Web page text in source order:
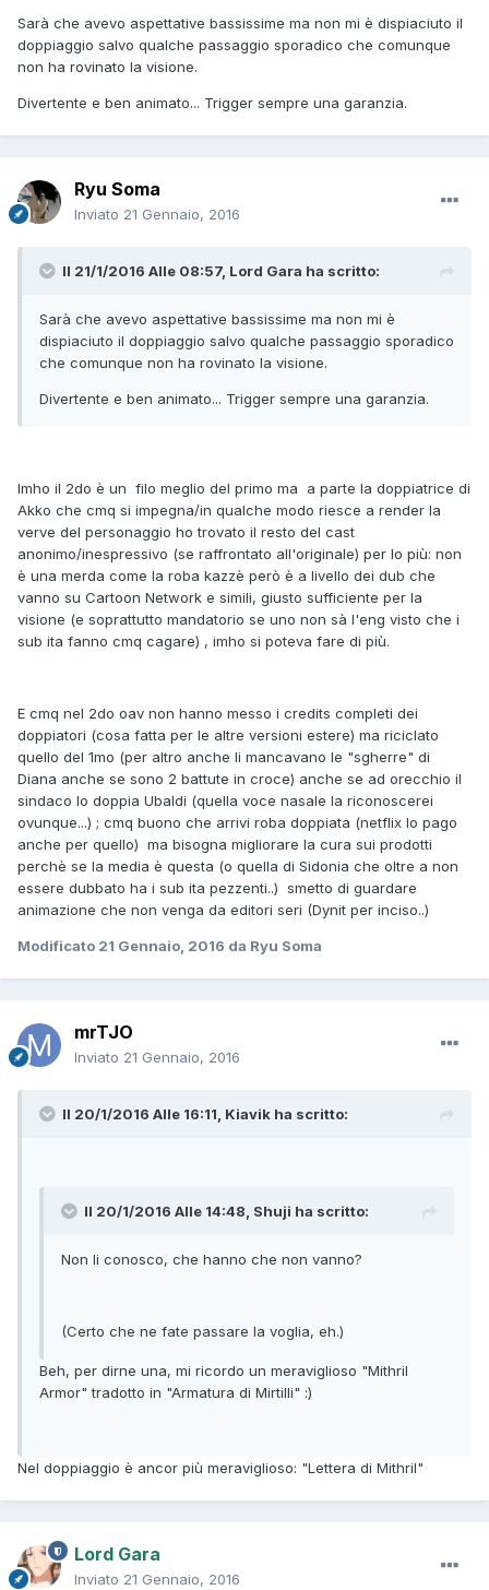
Sarà che avevo aspettative bassissime ma non mi è dispiaciuto il
doppiaggio salvo qualche passaggio sporadico che comunque
non ha rovinato la visione.
Divertente e ben animato... Trigger sempre una garanzia.
Ryu Soma
Inviato 21 Gennaio, 2016
Il 21/1/2016 Alle 08:57, Lord Gara ha scritto:
Sarà che avevo aspettative bassissime ma non mi è
dispiaciuto il doppiaggio salvo qualche passaggio sporadico
che comunque non ha rovinato la visione.
Divertente e ben animato... Trigger sempre una garanzia.
Imho il 2do è un filo meglio del primo ma a parte la doppiatrice di
Akko che cmq si impegna/in qualche modo riesce a render la
verve del personaggio ho trovato il resto del cast
anonimo/inespressivo (se raffrontato all'originale) per lo più: non
è una merda come la roba kazzè però è a livello dei dub che
vanno su Cartoon Network e simili, giusto sufficiente per la
visione (e soprattutto mandatorio se uno non sà l'eng visto che i
sub ita fanno cmq cagare) , imho si poteva fare di più.
E cmq nel 2do oav non hanno messo i credits completi dei
doppiatori (cosa fatta per le altre versioni estere) ma riciclato
quello del 1mo (per altro anche li mancavano le "sgherre" di
Diana anche se sono 2 battute in croce) anche se ad orecchio il
sindaco lo doppia Ubaldi (quella voce nasale la riconoscerei
ovunque...) ; cmq buono che arrivi roba doppiata (netflix lo pago
anche per quello) ma bisogna migliorare la cura sui prodotti
perchè se la media è questa (o quella di Sidonia che oltre a non
essere dubbato ha i sub ita pezzenti..) smetto di guardare
animazione che non venga da editori seri (Dynit per inciso..)
Modificato 21 Gennaio, 2016 da Ryu Soma
mrTJO
Inviato 21 Gennaio, 2016
Il 20/1/2016 Alle 16:11, Kiavik ha scritto:
Il 20/1/2016 Alle 14:48, Shuji ha scritto:
Non li conosco, che hanno che non vanno?
(Certo che ne fate passare la voglia, eh.)
Beh, per dirne una, mi ricordo un meraviglioso "Mithril
Armor" tradotto in "Armatura di Mirtilli" :)
Nel doppiaggio è ancor più meraviglioso: "Lettera di Mithril"
Lord Gara
Inviato 21 Gennaio, 2016